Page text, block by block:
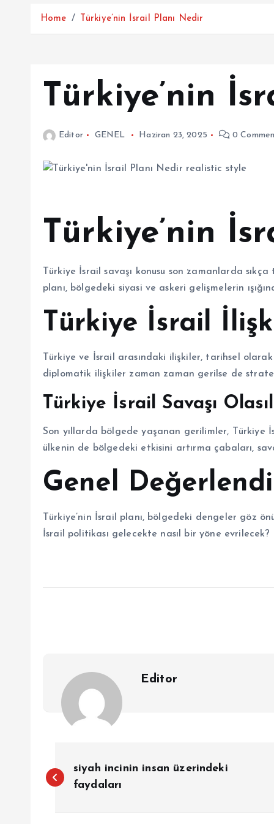
Home Türkiye’nin İsrail Planı Nedir
Türkiye’nin
Editor GENEL Haziran 23, 2025 0
Türkiye’nin
Türkiye İsrail savaşı konusu son zamanlarda
planı, bölgedeki siyasi ve askeri gelişmelerin
Türkiye İsrail
Türkiye ve İsrail arasındaki ilişkiler, tarihsel
diplomatik ilişkiler zaman zaman gerilse de
Türkiye İsrail Savaşı
Son yıllarda bölgede yaşanan gerilimler, Türkiye
ülkenin de bölgedeki etkisini artırma çabaları,
Genel
Türkiye’nin İsrail planı, bölgedeki dengeler göz
İsrail politikası gelecekte nasıl bir yöne evrilecek?
Editor
a
siyah incinin insan üzerindeki
faydaları